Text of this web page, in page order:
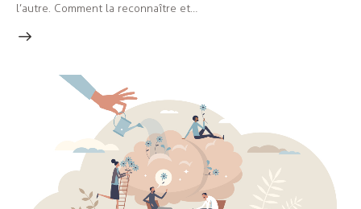
l’autre. Comment la reconnaître et…